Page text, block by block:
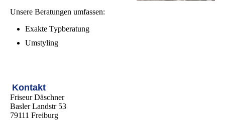
Unsere Beratungen umfassen:
Exakte Typberatung
Umstyling
Kontakt
Friseur Däschner
Basler Landstr 53
79111 Freiburg